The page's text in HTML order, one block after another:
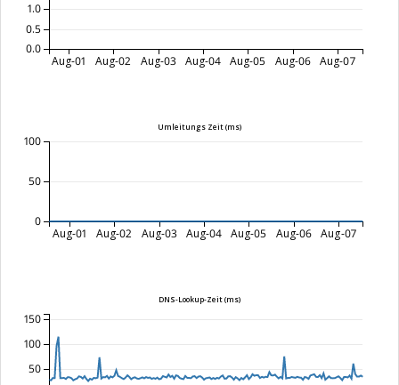
Aug-01 Aug-02 Aug-03 Aug-04 Aug-05 Aug-06 Aug-07
0.0
0.5
1.0
Umleitungs Zeit (ms)
Aug-01 Aug-02 Aug-03 Aug-04 Aug-05 Aug-06 Aug-07
0
50
100
DNS-Lookup-Zeit (ms)
50
100
150